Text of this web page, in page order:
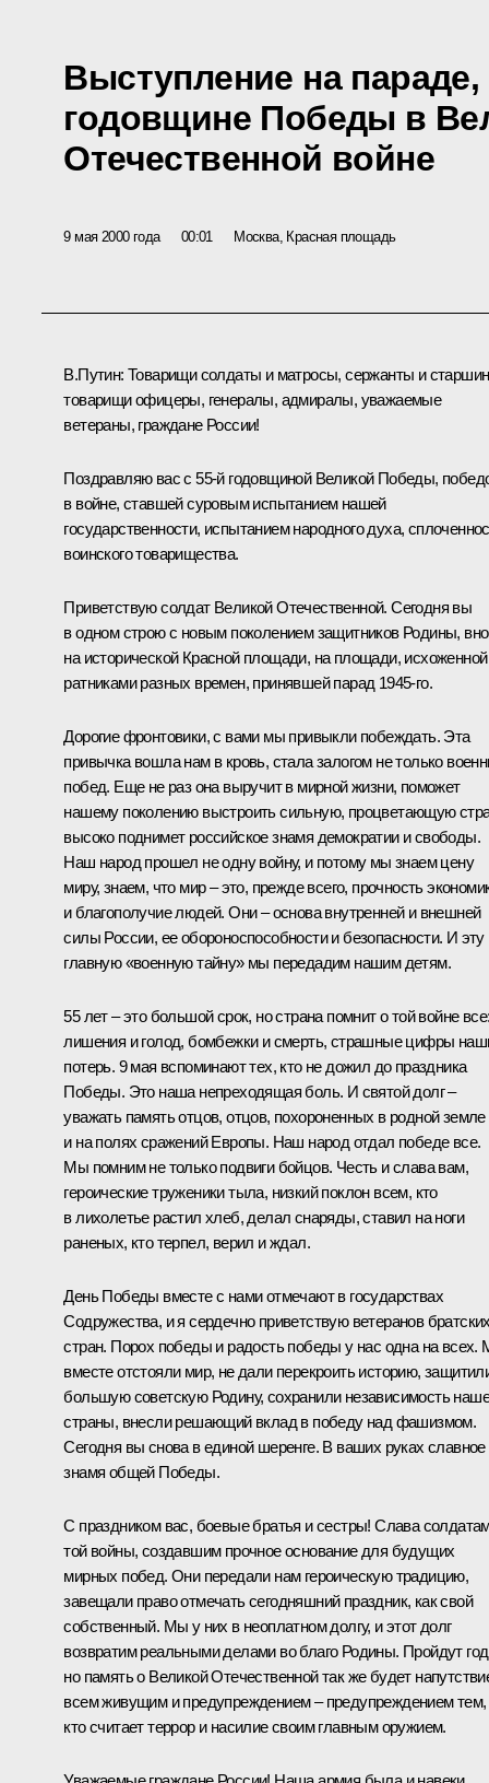
Выступление на
годовщине Победы в
Отечественной войне
9 мая 2000 года 00:01 Москва, Красная площадь
В.Путин: Товарищи солдаты и матросы, сержанты и
товарищи офицеры, генералы, адмиралы, уважаемые
ветераны, граждане России!
Поздравляю вас с 55-й годовщиной Великой Победы,
в войне, ставшей суровым испытанием нашей
государственности, испытанием народного духа,
воинского товарищества.
Приветствую солдат Великой Отечественной. Сегодня вы
в одном строю с новым поколением защитников Родины,
на исторической Красной площади, на площади, исхоженной
ратниками разных времен, принявшей парад 1945-го.
Дорогие фронтовики, с вами мы привыкли побеждать. Эта
привычка вошла нам в кровь, стала залогом не только
побед. Еще не раз она выручит в мирной жизни, поможет
нашему поколению выстроить сильную, процветающую
высоко поднимет российское знамя демократии и свободы.
Наш народ прошел не одну войну, и потому мы знаем цену
миру, знаем, что мир – это, прежде всего, прочность
и благополучие людей. Они – основа внутренней и внешней
силы России, ее обороноспособности и безопасности. И эту
главную «военную тайну» мы передадим нашим детям.
55 лет – это большой срок, но страна помнит о той войне
лишения и голод, бомбежки и смерть, страшные цифры
потерь. 9 мая вспоминают тех, кто не дожил до праздника
Победы. Это наша непреходящая боль. И святой долг –
уважать память отцов, отцов, похороненных в родной земле
и на полях сражений Европы. Наш народ отдал победе все.
Мы помним не только подвиги бойцов. Честь и слава вам,
героические труженики тыла, низкий поклон всем, кто
в лихолетье растил хлеб, делал снаряды, ставил на ноги
раненых, кто терпел, верил и ждал.
День Победы вместе с нами отмечают в государствах
Содружества, и я сердечно приветствую ветеранов
стран. Порох победы и радость победы у нас одна на всех.
вместе отстояли мир, не дали перекроить историю,
большую советскую Родину, сохранили независимость
страны, внесли решающий вклад в победу над фашизмом.
Сегодня вы снова в единой шеренге. В ваших руках славное
знамя общей Победы.
С праздником вас, боевые братья и сестры! Слава
той войны, создавшим прочное основание для будущих
мирных побед. Они передали нам героическую традицию,
завещали право отмечать сегодняшний праздник, как свой
собственный. Мы у них в неоплатном долгу, и этот долг
возвратим реальными делами во благо Родины. Пройдут
но память о Великой Отечественной так же будет
всем живущим и предупреждением – предупреждением тем,
кто считает террор и насилие своим главным оружием.